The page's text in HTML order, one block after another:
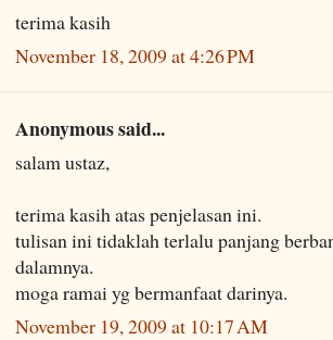
terima kasih
November 18, 2009 at 4:26 PM
Anonymous said...
salam ustaz,
terima kasih atas penjelasan ini.
tulisan ini tidaklah terlalu panjang
dalamnya.
moga ramai yg bermanfaat darinya.
November 19, 2009 at 10:17 AM